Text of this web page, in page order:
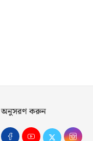
অনুসরণ করুন